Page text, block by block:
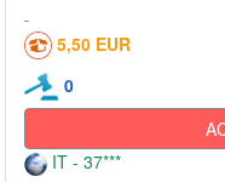
5,50 EUR
0
IT - 37***